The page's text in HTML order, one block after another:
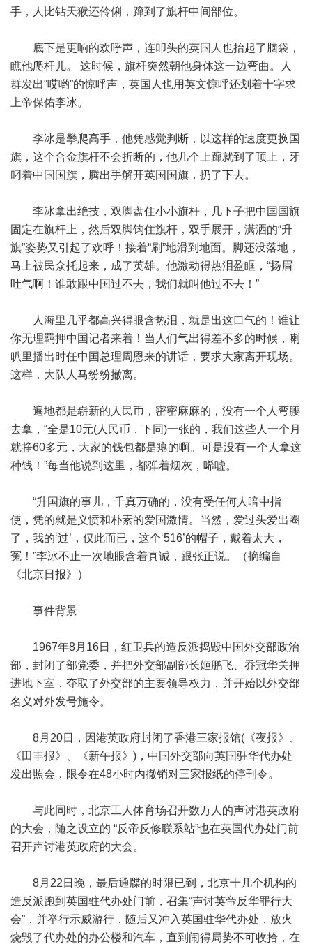
手，人比钻天猴还伶俐，蹿到了旗杆中间部位。
底下是更响的欢呼声，连叩头的英国人也抬起了脑袋，
瞧他爬杆儿。 这时候，旗杆突然朝他身体这一边弯曲。人
群发出“哎哟”的惊呼声，英国人也用英文惊呼还划着十字求
上帝保佑李冰。
李冰是攀爬高手，他凭感觉判断，以这样的速度更换国
旗，这个合金旗杆不会折断的，他几个上蹿就到了顶上，牙
叼着中国国旗，腾出手解开英国国旗，扔了下去。
李冰拿出绝技，双脚盘住小小旗杆，几下子把中国国旗
固定在旗杆上，然后双脚钩住旗杆，双手展开，潇洒的“升
旗”姿势又引起了欢呼！接着“刷”地滑到地面。脚还没落地，
马上被民众托起来，成了英雄。他激动得热泪盈眶，“扬眉
吐气啊！谁敢跟中国过不去，我们就叫他过不去！”
人海里几乎都高兴得眼含热泪，就是出这口气的！谁让
你无理羁押中国记者来着！当人们气出得差不多的时候，喇
叭里播出时任中国总理周恩来的讲话，要求大家离开现场。
这样，大队人马纷纷撤离。
遍地都是崭新的人民币，密密麻麻的，没有一个人弯腰
去拿，“全是10元(人民币，下同)一张的，我们这些人一个月
就挣60多元，大家的钱包都是瘪的啊。可是没有一个人拿这
种钱！”每当他说到这里，都弹着烟灰，唏嘘。
“升国旗的事儿，千真万确的，没有受任何人暗中指
使，凭的就是义愤和朴素的爱国激情。当然，爱过头爱出圈
了，我的‘过’，仅此而已，这个‘516’的帽子，戴着太大，
冤！”李冰不止一次地眼含着真诚，跟张正说。（摘编自
《北京日报》）
事件背景
1967年8月16日，红卫兵的造反派捣毁中国外交部政治
部，封闭了部党委，并把外交部副部长姬鹏飞、乔冠华关押
进地下室，夺取了外交部的主要领导权力，并开始以外交部
名义对外发号施令。
8月20日，因港英政府封闭了香港三家报馆(《夜报》、
《田丰报》、《新午报》)，中国外交部向英国驻华代办处
发出照会，限令在48小时内撤销对三家报纸的停刊令。
与此同时，北京工人体育场召开数万人的声讨港英政府
的大会，随之设立的 “反帝反修联系站”也在英国代办处门前
召开声讨港英政府的大会。
8月22日晚，最后通牒的时限已到，北京十几个机构的
造反派跑到英国驻代办处门前，召集“声讨英帝反华罪行大
会”，并举行示威游行，随后又冲入英国驻华代办处，放火
烧毁了代办处的办公楼和汽车，直到闹得局势不可收拾，在